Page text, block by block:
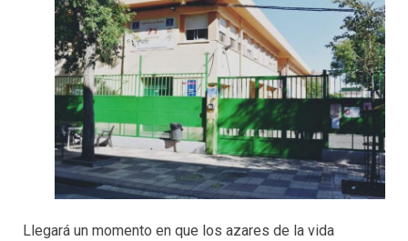
Llegará un momento en que los azares de la vida